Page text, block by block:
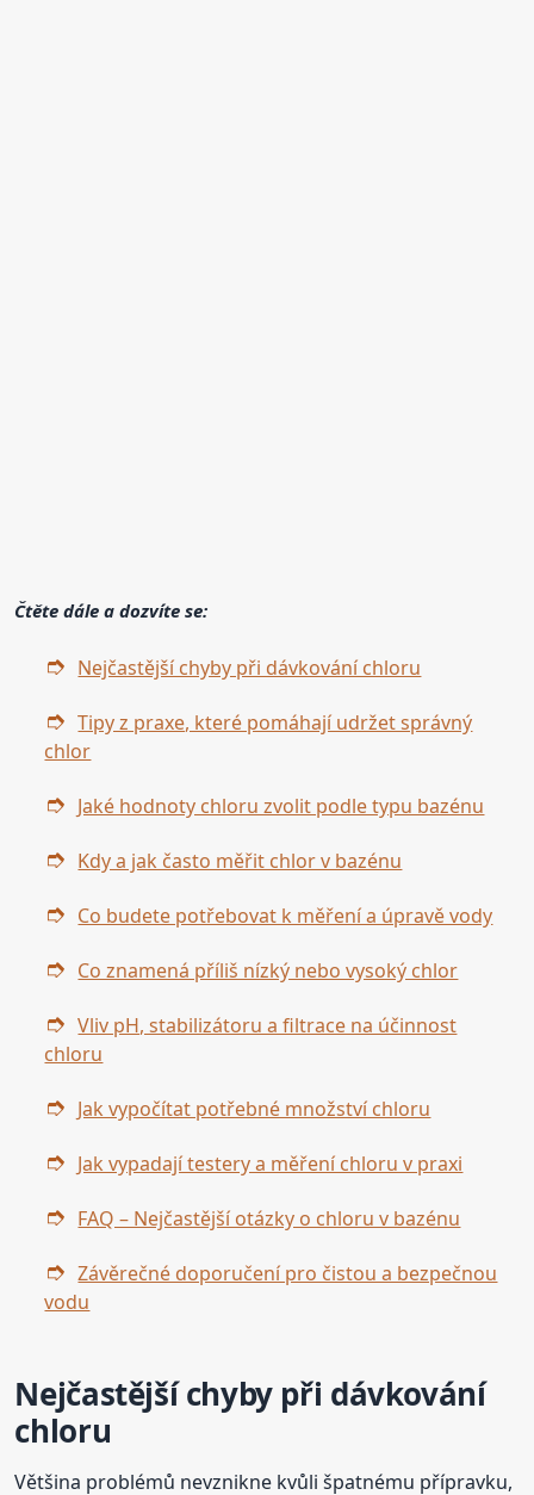
Čtěte dále a dozvíte se:
Nejčastější chyby při dávkování chloru
Tipy z praxe, které pomáhají udržet správný
chlor
Jaké hodnoty chloru zvolit podle typu bazénu
Kdy a jak často měřit chlor v bazénu
Co budete potřebovat k měření a úpravě vody
Co znamená příliš nízký nebo vysoký chlor
Vliv pH, stabilizátoru a filtrace na účinnost
chloru
Jak vypočítat potřebné množství chloru
Jak vypadají testery a měření chloru v praxi
FAQ – Nejčastější otázky o chloru v bazénu
Závěrečné doporučení pro čistou a bezpečnou
vodu
Nejčastější chyby při dávkování
chloru
Většina problémů nevznikne kvůli špatnému přípravku,